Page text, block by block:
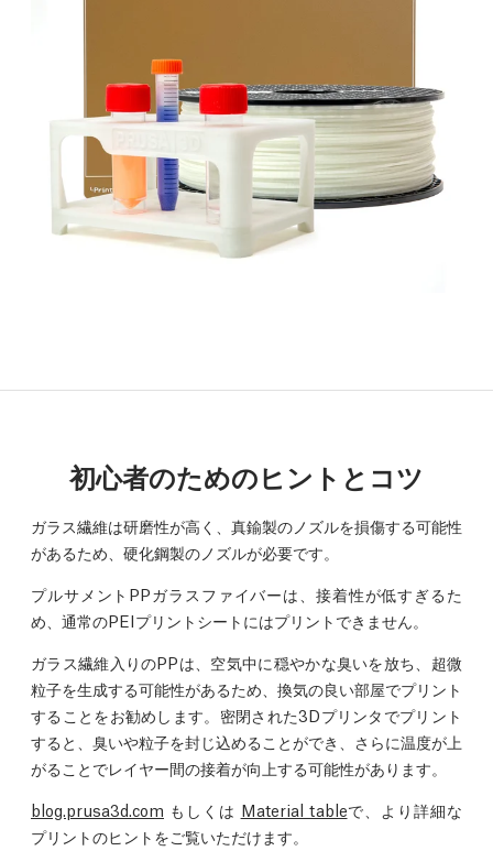
初心者のためのヒントとコツ
ガラス繊維は研磨性が高く、真鍮製のノズルを損傷する可能性
があるため、硬化鋼製のノズルが必要です。
プルサメントPPガラスファイバーは、接着性が低すぎるた
め、通常のPEIプリントシートにはプリントできません。
ガラス繊維入りのPPは、空気中に穏やかな臭いを放ち、超微
粒子を生成する可能性があるため、換気の良い部屋でプリント
することをお勧めします。密閉された3Dプリンタでプリント
すると、臭いや粒子を封じ込めることができ、さらに温度が上
がることでレイヤー間の接着が向上する可能性があります。
blog.prusa3d.com もしくは Material tableで、より詳細な
プリントのヒントをご覧いただけます。